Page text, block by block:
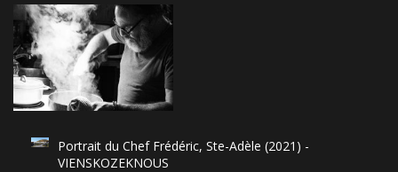
Portrait du Chef Frédéric, Ste-Adèle (2021) -
VIENSKOZEKNOUS